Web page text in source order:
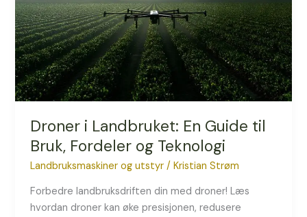
Droner i Landbruket: En Guide til
Bruk, Fordeler og Teknologi
Landbruksmaskiner og utstyr /Kristian Strøm
Forbedre landbruksdriften din med droner! Læs
hvordan droner kan øke presisjonen, redusere
Bruk,
Fordeler
og
Teknologi